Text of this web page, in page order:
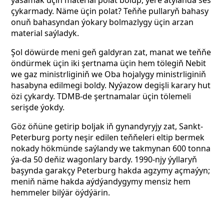
çykarmady. Näme üçin polat? Teňňe pullaryň bahasy
onuň bahasyndan ýokary bolmazlygy üçin arzan
material saýladyk.
Şol döwürde meni geň galdyran zat, manat we teňňe
öndürmek üçin iki şertnama üçin hem tölegiň Nebit
we gaz ministrliginiň we Oba hojalygy ministrliginiň
hasabyna edilmegi boldy. Nyýazow degişli karary hut
özi çykardy. TDMB-de şertnamalar üçin tölemeli
serişde ýokdy.
Göz öňüne getirip boljak iň gynandyryjy zat, Sankt-
Peterburg porty neşir edilen teňňeleri eltip bermek
nokady hökmünde saýlandy we takmynan 600 tonna
ýa-da 50 deňiz wagonlary bardy. 1990-njy ýyllaryň
başynda garakçy Peterburg hakda agzymy açmaýyn;
meniň näme hakda aýdýandygymy mensiz hem
hemmeler bilýär öýdýärin.